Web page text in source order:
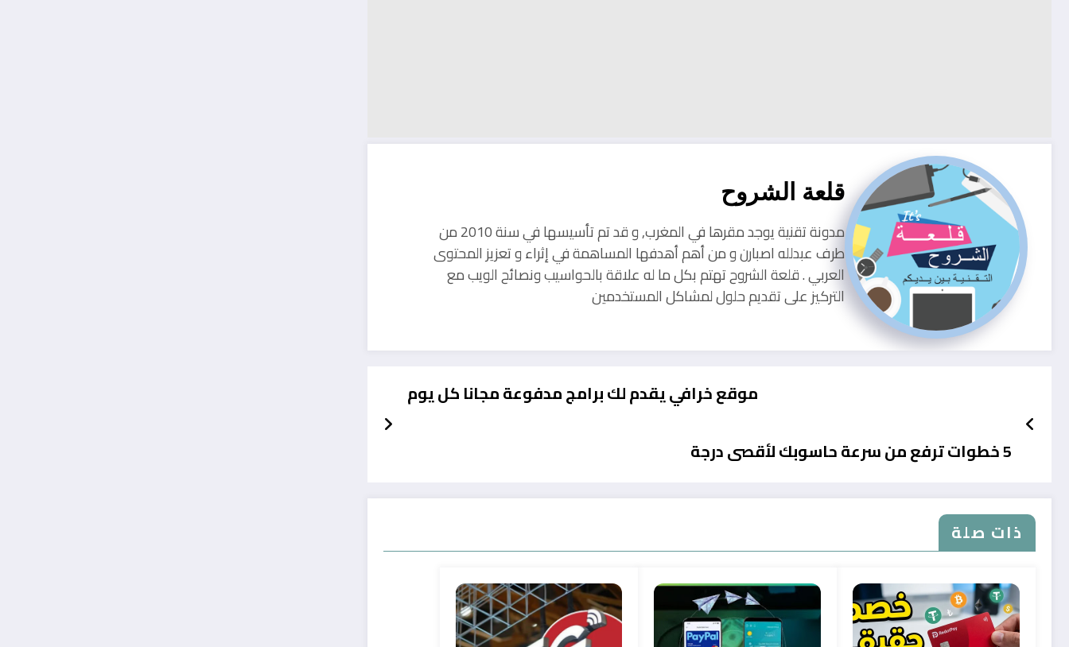
قلعة الشروح
مدونة تقنية يوجد مقرها في المغرب, و قد تم تأسيسها في سنة 2010 من
طرف عبدلله اصبارن و من أهم أهدفها المساهمة في إثراء و تعزيز المحتوى
العربي . قلعة الشروح تهتم بكل ما له علاقة بالحواسيب ونصائح الويب مع
التركيز على تقديم حلول لمشاكل المستخدمين
موقع خرافي يقدم لك برامج مدفوعة مجانا كل يوم
5 خطوات ترفع من سرعة حاسوبك لأقصى درجة
ذات صلة